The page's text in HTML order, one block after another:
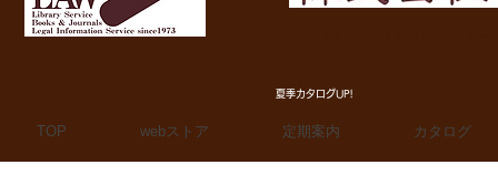
夏季カタログUP!
TOP webストア 定期案内 カタログ